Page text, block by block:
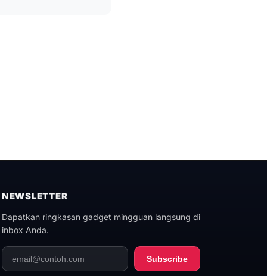
NEWSLETTER
Dapatkan ringkasan gadget mingguan langsung di
inbox Anda.
Subscribe